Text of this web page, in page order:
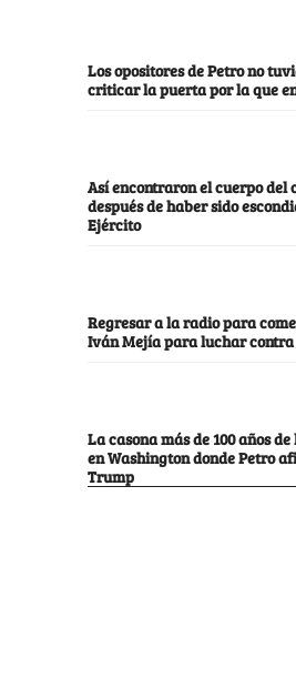
Los opositores de Petro no
criticar la puerta por la que
Así encontraron el cuerpo del
después de haber sido
Ejército
Regresar a la radio para
Iván Mejía para luchar
La casona más de 100 años
en Washington donde Petro
Trump